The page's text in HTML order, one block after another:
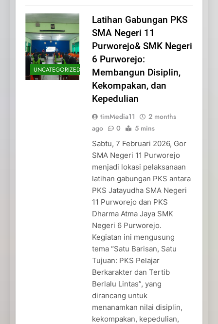
UNCATEGORIZED
Latihan Gabungan PKS
SMA Negeri 11
Purworejo& SMK Negeri
6 Purworejo:
Membangun Disiplin,
Kekompakan, dan
Kepedulian
timMedia11
2 months
ago
0 5 mins
Sabtu, 7 Februari 2026, Gor
SMA Negeri 11 Purworejo
menjadi lokasi pelaksanaan
latihan gabungan PKS antara
PKS Jatayudha SMA Negeri
11 Purworejo dan PKS
Dharma Atma Jaya SMK
Negeri 6 Purworejo.
Kegiatan ini mengusung
tema “Satu Barisan, Satu
Tujuan: PKS Pelajar
Berkarakter dan Tertib
Berlalu Lintas”, yang
dirancang untuk
menanamkan nilai disiplin,
kekompakan, kepedulian,